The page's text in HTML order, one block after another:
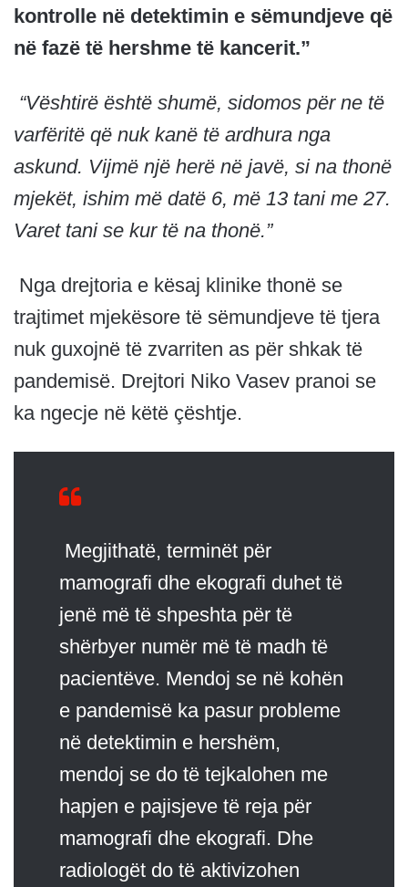
kontrolle në detektimin e sëmundjeve që
në fazë të hershme të kancerit.”
“Vështirë është shumë, sidomos për ne të
varfëritë që nuk kanë të ardhura nga
askund. Vijmë një herë në javë, si na thonë
mjekët, ishim më datë 6, më 13 tani me 27.
Varet tani se kur të na thonë.”
Nga drejtoria e kësaj klinike thonë se
trajtimet mjekësore të sëmundjeve të tjera
nuk guxojnë të zvarriten as për shkak të
pandemisë. Drejtori Niko Vasev pranoi se
ka ngecje në këtë çështje.
Megjithatë, terminët për
mamografi dhe ekografi duhet të
jenë më të shpeshta për të
shërbyer numër më të madh të
pacientëve. Mendoj se në kohën
e pandemisë ka pasur probleme
në detektimin e hershëm,
mendoj se do të tejkalohen me
hapjen e pajisjeve të reja për
mamografi dhe ekografi. Dhe
radiologët do të aktivizohen